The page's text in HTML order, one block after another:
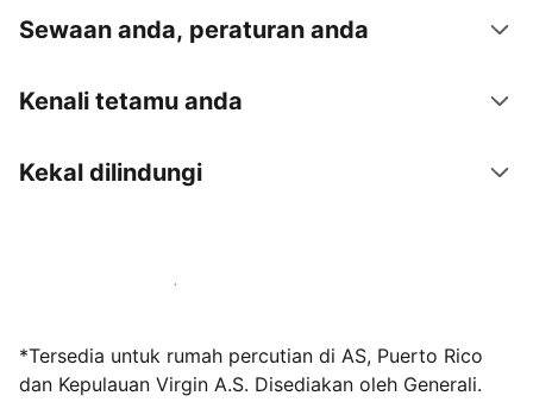
Sewaan anda, peraturan anda
Kenali tetamu anda
Kekal dilindungi
Jadi hos bersama kami hari ini
*Tersedia untuk rumah percutian di AS, Puerto Rico
dan Kepulauan Virgin A.S. Disediakan oleh Generali.